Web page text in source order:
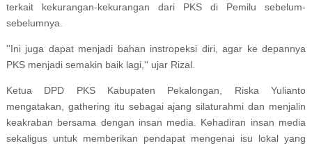
terkait kekurangan-kekurangan dari PKS di Pemilu sebelum-
sebelumnya.
''Ini juga dapat menjadi bahan instropeksi diri, agar ke depannya
PKS menjadi semakin baik lagi,'' ujar Rizal.
Ketua DPD PKS Kabupaten Pekalongan, Riska Yulianto
mengatakan, gathering itu sebagai ajang silaturahmi dan menjalin
keakraban bersama dengan insan media. Kehadiran insan media
sekaligus untuk memberikan pendapat mengenai isu lokal yang